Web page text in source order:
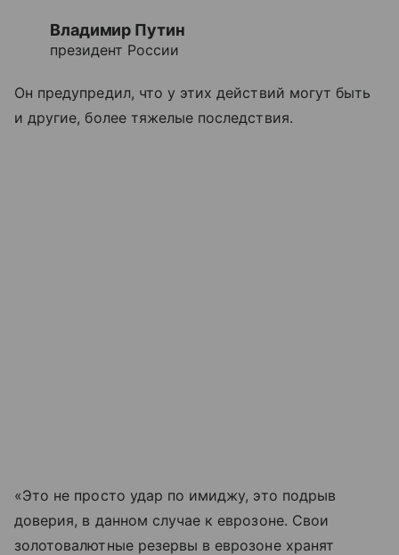
Владимир Путин
президент России
Он предупредил, что у этих действий могут быть
и другие, более тяжелые последствия.
«Это не просто удар по имиджу, это подрыв
доверия, в данном случае к еврозоне. Свои
золотовалютные резервы в еврозоне хранят